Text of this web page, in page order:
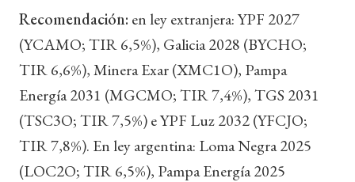
Recomendación: en ley extranjera: YPF 2027
(YCAMO; TIR 6,5%), Galicia 2028 (BYCHO;
TIR 6,6%), Minera Exar (XMC1O), Pampa
Energía 2031 (MGCMO; TIR 7,4%), TGS 2031
(TSC3O; TIR 7,5%) e YPF Luz 2032 (YFCJO;
TIR 7,8%). En ley argentina: Loma Negra 2025
(LOC2O; TIR 6,5%), Pampa Energía 2025